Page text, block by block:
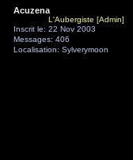
Acuzena
L'Aubergiste [Admin]
Inscrit le: 22 Nov 2003
Messages: 406
Localisation: Sylverymoon